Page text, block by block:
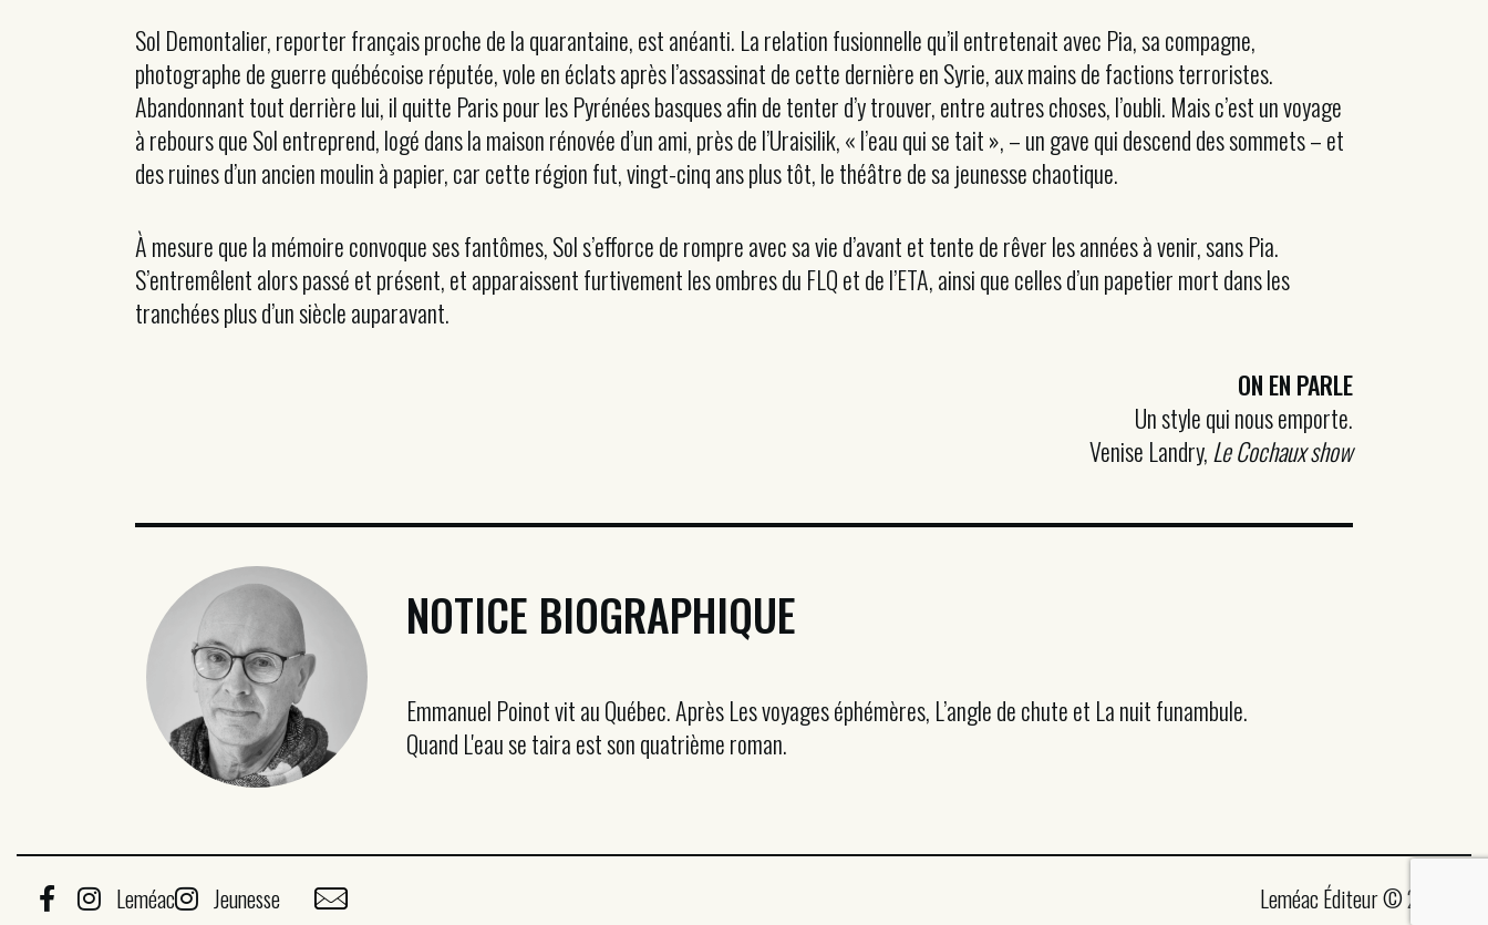
Sol Demontalier, reporter français proche de la quarantaine, est anéanti. La relation fusionnelle qu’il entretenait avec Pia, sa compagne,
photographe de guerre québécoise réputée, vole en éclats après l’assassinat de cette dernière en Syrie, aux mains de factions terroristes.
Abandonnant tout derrière lui, il quitte Paris pour les Pyrénées basques afin de tenter d’y trouver, entre autres choses, l’oubli. Mais c’est un voyage
à rebours que Sol entreprend, logé dans la maison rénovée d’un ami, près de l’Uraisilik, « l’eau qui se tait », – un gave qui descend des sommets – et
des ruines d’un ancien moulin à papier, car cette région fut, vingt-cinq ans plus tôt, le théâtre de sa jeunesse chaotique.
À mesure que la mémoire convoque ses fantômes, Sol s’efforce de rompre avec sa vie d’avant et tente de rêver les années à venir, sans Pia.
S’entremêlent alors passé et présent, et apparaissent furtivement les ombres du FLQ et de l’ETA, ainsi que celles d’un papetier mort dans les
tranchées plus d’un siècle auparavant.
ON EN PARLE
Un style qui nous emporte.
Venise Landry, Le Cochaux show
NOTICE BIOGRAPHIQUE
Emmanuel Poinot vit au Québec. Après Les voyages éphémères, L’angle de chute et La nuit funambule.
Quand L'eau se taira est son quatrième roman.
Leméac Jeunesse Leméac Éditeur © 2026